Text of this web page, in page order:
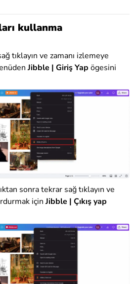
kullanma
tıklayın ve zamanı izlemeye
Jibble | Giriş Yap ögesini
sonra tekrar sağ tıklayın ve
için Jibble | Çıkış yap